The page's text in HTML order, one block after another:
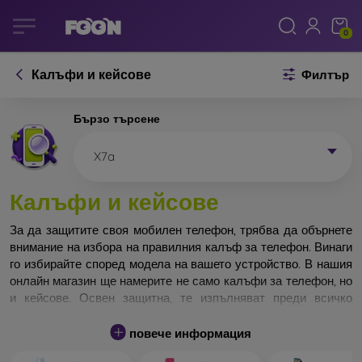
0
Калъфи и кейсове Филтър
Бързо търсене
X7a
Калъфи и кейсове
За да защитите своя мобилен телефон, трябва да обърнете
внимание на избора на правилния калъф за телефон. Винаги
го избирайте според модела на вашето устройство. В нашия
онлайн магазин ще намерите не само калъфи за телефон, но
и кейсове. Освен защитна, те изпълняват преди всичко
Кейса за телефон може да бъде наречен и заден капак. Той е
повече информация